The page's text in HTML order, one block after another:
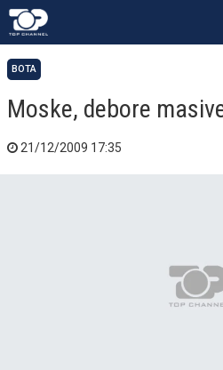
BOTA
Moske, debore
21/12/2009 17:35